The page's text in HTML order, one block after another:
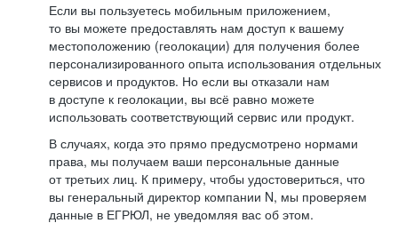
Если вы пользуетесь мобильным приложением,
то вы можете предоставлять нам доступ к вашему
местоположению (геолокации) для получения более
персонализированного опыта использования отдельных
сервисов и продуктов. Но если вы отказали нам
в доступе к геолокации, вы всё равно можете
использовать соответствующий сервис или продукт.
В случаях, когда это прямо предусмотрено нормами
права, мы получаем ваши персональные данные
от третьих лиц. К примеру, чтобы удостовериться, что
вы генеральный директор компании N, мы проверяем
данные в ЕГРЮЛ, не уведомляя вас об этом.